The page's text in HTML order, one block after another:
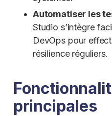
Automatiser les
Studio s’intègre
DevOps pour
résilience réguliers.
principales